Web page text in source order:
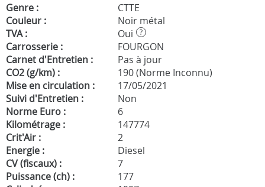
Genre :
CTTE
Couleur :
Noir métal
TVA :
Oui ?
Carrosserie :
FOURGON
Carnet d'Entretien :
Pas à jour
CO2 (g/km) :
190 (Norme Inconnu)
Mise en circulation :
17/05/2021
Suivi d'Entretien :
Non
Norme Euro :
6
Kilométrage :
147774
Crit'Air :
2
Energie :
Diesel
CV (fiscaux) :
7
Puissance (ch) :
177